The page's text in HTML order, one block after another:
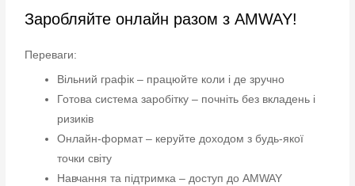
Заробляйте онлайн разом з AMWAY!
Переваги:
Вільний графік – працюйте коли і де зручно
Готова система заробітку – почніть без вкладень і
ризиків
Онлайн-формат – керуйте доходом з будь-якої
точки світу
Навчання та підтримка – доступ до AMWAY